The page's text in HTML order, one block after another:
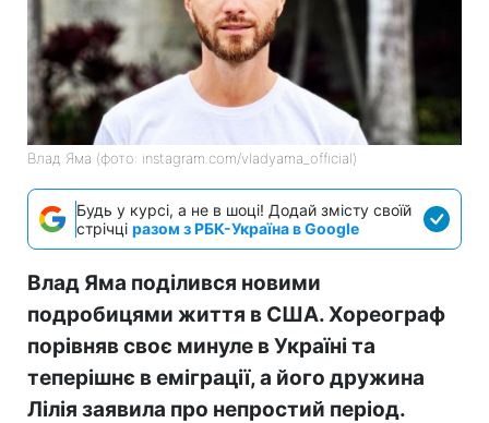
Влад Яма (фото: instagram.com/vladyama_official)
Будь у курсі, а не в шоці! Додай змісту своїй
стрічці разом з РБК-Україна в Google
Влад Яма поділився новими
подробицями життя в США. Хореограф
порівняв своє минуле в Україні та
теперішнє в еміграції, а його дружина
Лілія заявила про непростий період.